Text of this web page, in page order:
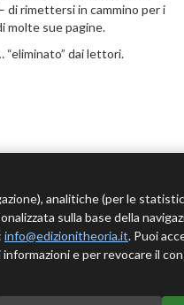
di rimettersi in cammino per i
molte sue pagine.
“eliminato” dai lettori.
analitiche (per le
sulla base della
info@edizionitheoria.it. Puoi
e per revocare il